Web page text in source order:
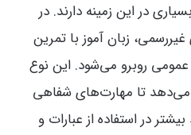
در این زمینه دارند. در
غیررسمی، زبان آموز با تمرین
عمومی روبرو می‌شود. این نوع
می‌دهد تا مهارت‌های شفاهی
در استفاده از عبارات و